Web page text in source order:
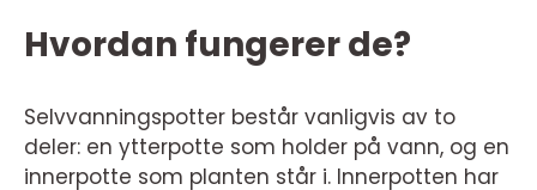
Hvordan fungerer de?
Selvvanningspotter består vanligvis av to
deler: en ytterpotte som holder på vann, og en
innerpotte som planten står i. Innerpotten har